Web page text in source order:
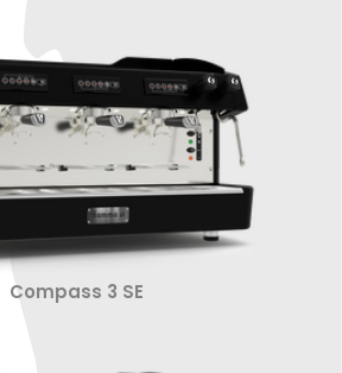
Compass 3 SE